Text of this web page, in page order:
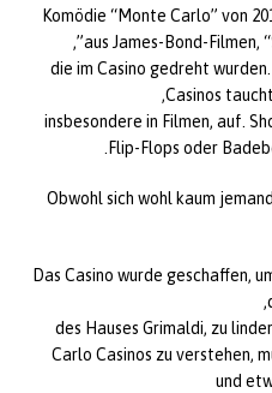
Komödie “Monte Carlo” von
aus James-Bond-Filmen,
die im Casino gedreht
Casinos
insbesondere in Filmen, auf.
Flip-Flops oder
Obwohl sich wohl kaum
Das Casino wurde geschaffen,
des Hauses Grimaldi, zu
Carlo Casinos zu verstehen,
und